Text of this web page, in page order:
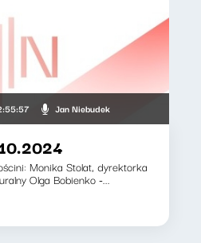
Jan Niebudek
Monika Stolat, dyrektorka
Olga Bobienko -...